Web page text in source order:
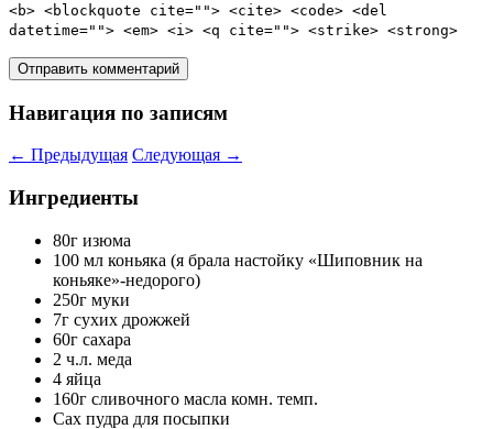
<b> <blockquote cite=""> <cite> <code> <del
datetime=""> <em> <i> <q cite=""> <strike> <strong>
Навигация по записям
← Предыдущая Следующая →
Ингредиенты
80г изюма
100 мл коньяка (я брала настойку «Шиповник на
коньяке»-недорого)
250г муки
7г сухих дрожжей
60г сахара
2 ч.л. меда
4 яйца
160г сливочного масла комн. темп.
Cах пудра для посыпки